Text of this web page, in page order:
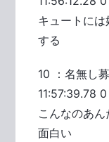
キュートに
する
10 ：名無し
11:57:39.78 0
こんなのあん
面白い